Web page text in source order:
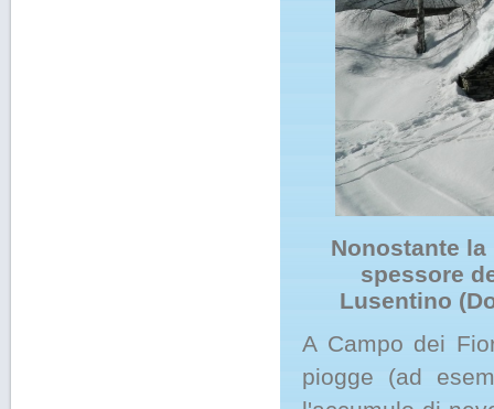
Nonostante
spessore
Lusentino
A Campo dei
piogge (ad